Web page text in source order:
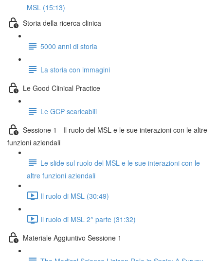
MSL (15:13)
Storia della ricerca clinica
5000 anni di storia
La storia con immagini
Le Good Clinical Practice
Le GCP scaricabili
Sessione 1 - Il ruolo del MSL e le sue interazioni con le altre
funzioni aziendali
Le slide sul ruolo del MSL e le sue interazioni con le
altre funzioni aziendali
Il ruolo di MSL (30:49)
Il ruolo di MSL 2° parte (31:32)
Materiale Aggiuntivo Sessione 1